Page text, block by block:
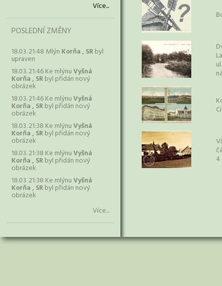
Více...
POSLEDNÍ ZMĚNY
18.03. 21:48 Mlýn Korňa , SRbyl
upraven
18.03. 21:46 Ke mlýnuVyšná
Korňa , SRbyl přidán nový
obrázek
18.03. 21:46 Ke mlýnuVyšná
Korňa , SRbyl přidán nový
obrázek
18.03. 21:38 Ke mlýnuVyšná
Korňa , SRbyl přidán nový
obrázek
18.03. 21:38 Ke mlýnuVyšná
Korňa , SRbyl přidán nový
obrázek
18.03. 21:38 Ke mlýnuVyšná
Korňa , SRbyl přidán nový
obrázek
Více...
4